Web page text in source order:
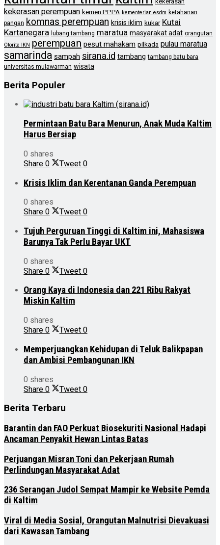
kekerasan perempuan kemen PPPA kementerian esdm ketahanan
pangan komnas perempuan krisis iklim kukar Kutai
Kartanegara lubang tambang maratua masyarakat adat orangutan
Otorita IKN perempuan pesut mahakam pilkada pulau maratua
samarinda sampah sirana.id tambang tambang batu bara
universitas mulawarman wisata
Berita Populer
Permintaan Batu Bara Menurun, Anak Muda Kaltim
Harus Bersiap
0 shares
Share 0 Tweet 0
Krisis Iklim dan Kerentanan Ganda Perempuan
0 shares
Share 0 Tweet 0
Tujuh Perguruan Tinggi di Kaltim ini, Mahasiswa
Barunya Tak Perlu Bayar UKT
0 shares
Share 0 Tweet 0
Orang Kaya di Indonesia dan 221 Ribu Rakyat
Miskin Kaltim
0 shares
Share 0 Tweet 0
Memperjuangkan Kehidupan di Teluk Balikpapan
dan Ambisi Pembangunan IKN
0 shares
Share 0 Tweet 0
Berita Terbaru
Barantin dan FAO Perkuat Biosekuriti Nasional Hadapi
Ancaman Penyakit Hewan Lintas Batas
Perjuangan Misran Toni dan Pekerjaan Rumah
Perlindungan Masyarakat Adat
236 Serangan Judol Sempat Mampir ke Website Pemda
di Kaltim
Viral di Media Sosial, Orangutan Malnutrisi Dievakuasi
dari Kawasan Tambang